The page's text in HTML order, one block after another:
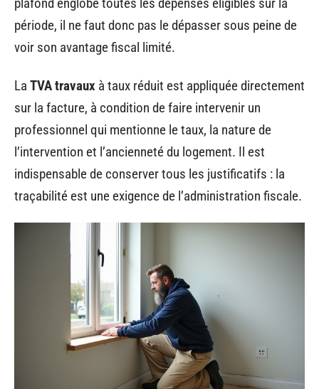
période, il ne faut donc pas le dépasser sous peine de
voir son avantage fiscal limité.
La TVA travaux à taux réduit est appliquée directement
sur la facture, à condition de faire intervenir un
professionnel qui mentionne le taux, la nature de
l’intervention et l’ancienneté du logement. Il est
indispensable de conserver tous les justificatifs : la
traçabilité est une exigence de l’administration fiscale.